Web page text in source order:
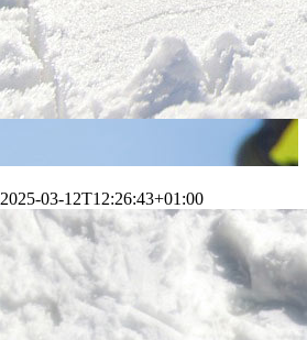
2025-03-12T12:26:43+01:00